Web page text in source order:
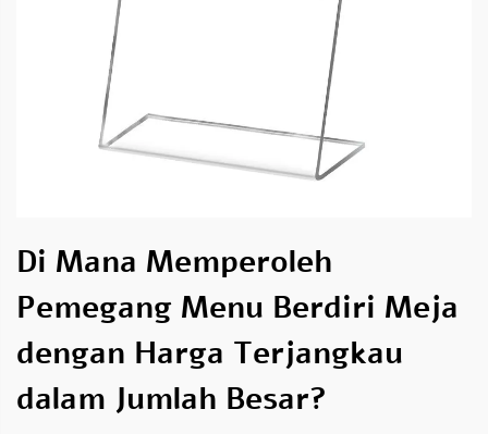
Di Mana Memperoleh
Pemegang Menu Berdiri Meja
dengan Harga Terjangkau
dalam Jumlah Besar?